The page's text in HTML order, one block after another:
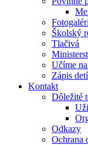
Školský
Tlačivá
Učíme
Zápis
Kontakt
Dôležité
Odkazy
Ochrana